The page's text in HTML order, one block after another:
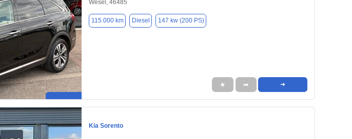
Wesel, 46485
115.000 km Diesel 147 kw (200 PS)
★ ➦ ➜
Kia Sorento